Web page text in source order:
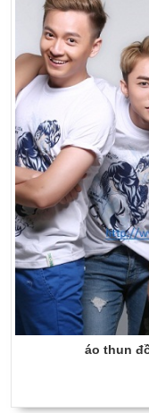
áo thun